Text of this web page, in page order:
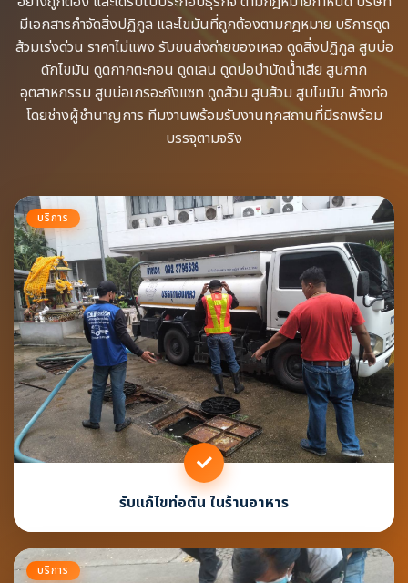
มีเอกสารกำจัดสิ่งปฏิกูล​ และไขมันที่ถูกต้องตามกฎหมาย บริการดูด
ส้วมเร่งด่วน​ ราคาไม่แพง รับขนส่งถ่ายของเหลว​ ดูดสิ่งปฏิกูล​ สูบบ่อ
ดักไขมัน​ ดูดกากตะกอน​ ดูดเลน​ ดูดบ่อบำบัดน้ำเสีย​ สูบกาก
อุตสาหกรรม​ สูบบ่อเกรอะถังแซท​ ดูดส้วม​ สูบส้วม​ สูบไขมัน​ ล้างท่อ​
โดยช่างผู้ชำนาญการ​ ทีมงานพร้อม​รับงานทุกสถานที่​มีรถพร้อม
บรรจุ​ตามจริง
บริการ
รับแก้ไขท่อตัน ในร้านอาหาร
บริการ